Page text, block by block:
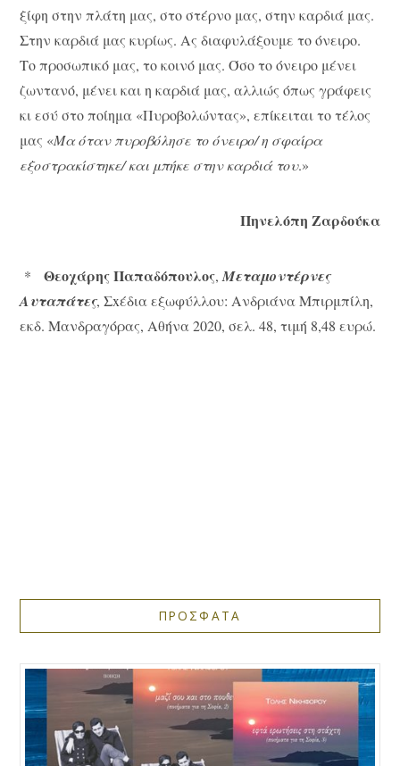
ξίφη στην πλάτη μας, στο στέρνο μας, στην καρδιά μας.
Στην καρδιά μας κυρίως. Ας διαφυλάξουμε το όνειρο.
Το προσωπικό μας, το κοινό μας. Όσο το όνειρο μένει
ζωντανό, μένει και η καρδιά μας, αλλιώς όπως γράφεις
κι εσύ στο ποίημα «Πυροβολώντας», επίκειται το τέλος
μας «Μα όταν πυροβόλησε το όνειρο/ η σφαίρα
εξοστρακίστηκε/ και μπήκε στην καρδιά του.»
Πηνελόπη Ζαρδούκα
*Θεοχάρης Παπαδόπουλος,Μεταμοντέρνες
Αυταπάτες, Σxέδια εξωφύλλου: Ανδριάνα Μπιρμπίλη,
εκδ. Μανδραγόρας, Αθήνα 2020, σελ. 48, τιμή 8,48 ευρώ.
ΠΡΟΣΦΑΤΑ